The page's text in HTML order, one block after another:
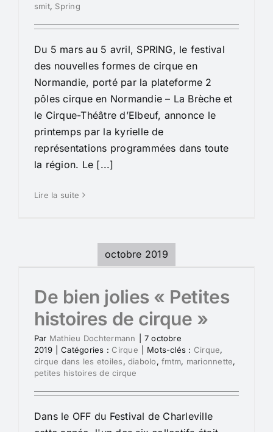
smit, Spring
Du 5 mars au 5 avril, SPRING, le festival
des nouvelles formes de cirque en
Normandie, porté par la plateforme 2
pôles cirque en Normandie – La Brèche et
le Cirque-Théâtre d’Elbeuf, annonce le
printemps par la kyrielle de
représentations programmées dans toute
la région. Le [...]
Lire la suite
octobre 2019
De bien jolies « Petites
histoires de cirque »
Par Mathieu Dochtermann
7 octobre
2019
Catégories : Cirque Mots-clés : Cirque,
cirque dans les etoiles,diabolo,fmtm, marionnette,
petites histoires de cirque
Dans le OFF du Festival de Charleville